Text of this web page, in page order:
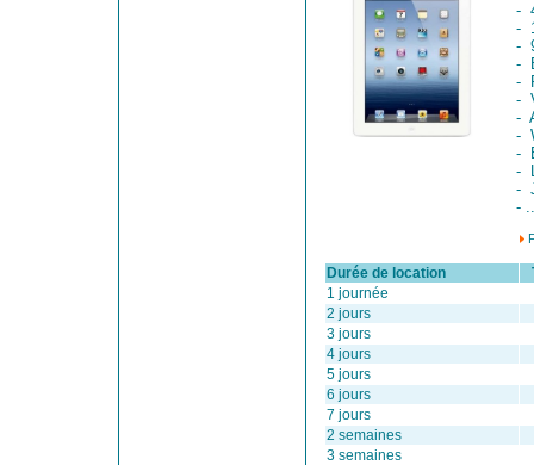
-
-
-
-
-
-
-
-
-
-
-
-
Durée de location
1 journée
2 jours
3 jours
4 jours
5 jours
6 jours
7 jours
2 semaines
3 semaines